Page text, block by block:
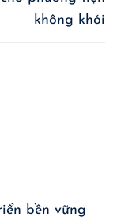
không khói
bền vững